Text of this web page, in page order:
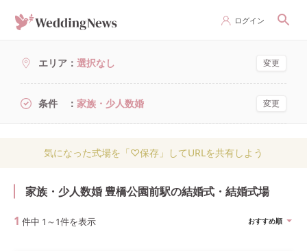
ログイン
エリア 選択なし 変更
条件 家族・少人数婚 変更
気になった式場を「♡保存」してURLを共有しよう
家族・少人数婚 豊橋公園前駅の結婚式・結婚式場
1 件中 1 ～ 1件を表示 おすすめ順